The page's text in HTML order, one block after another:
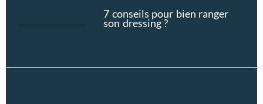
7 conseils pour bien ranger
son dressing ?